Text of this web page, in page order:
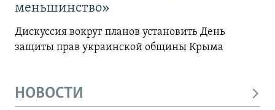
меньшинство»
Дискуссия вокруг планов установить День
защиты прав украинской общины Крыма
НОВОСТИ